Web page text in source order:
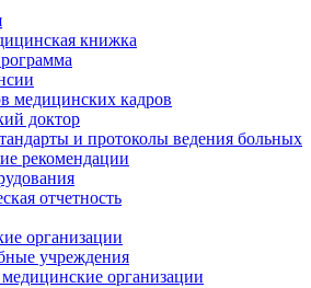
книжка
медицинских кадров
доктор
и протоколы ведения больных
рекомендации
отчетность
организации
учреждения
организации